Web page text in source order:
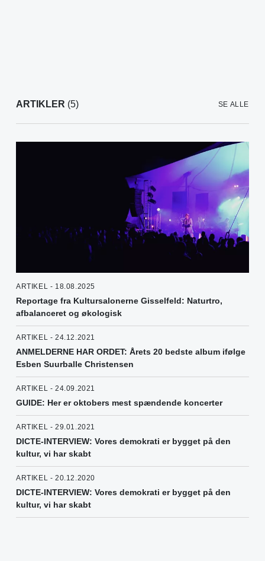
ARTIKLER (5) SE ALLE
ARTIKEL - 18.08.2025
Reportage fra Kultursalonerne Gisselfeld: Naturtro,
afbalanceret og økologisk
ARTIKEL - 24.12.2021
ANMELDERNE HAR ORDET: Årets 20 bedste album ifølge
Esben Suurballe Christensen
ARTIKEL - 24.09.2021
GUIDE: Her er oktobers mest spændende koncerter
ARTIKEL - 29.01.2021
DICTE-INTERVIEW: Vores demokrati er bygget på den
kultur, vi har skabt
ARTIKEL - 20.12.2020
DICTE-INTERVIEW: Vores demokrati er bygget på den
kultur, vi har skabt